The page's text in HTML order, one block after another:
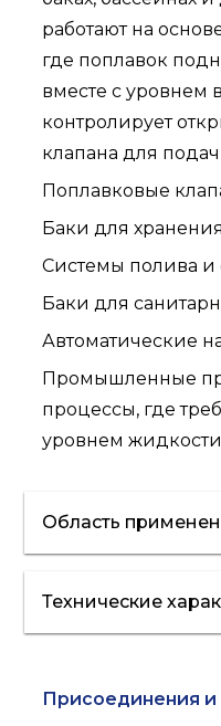
работают на
где поплавок
вместе с уровнем
контролирует
клапана для
Поплавковые
Баки для
Системы полива
Баки для
Автоматические
Промышленные
процессы, где
уровнем
Область
водоснабжение
Технические
Присоединения